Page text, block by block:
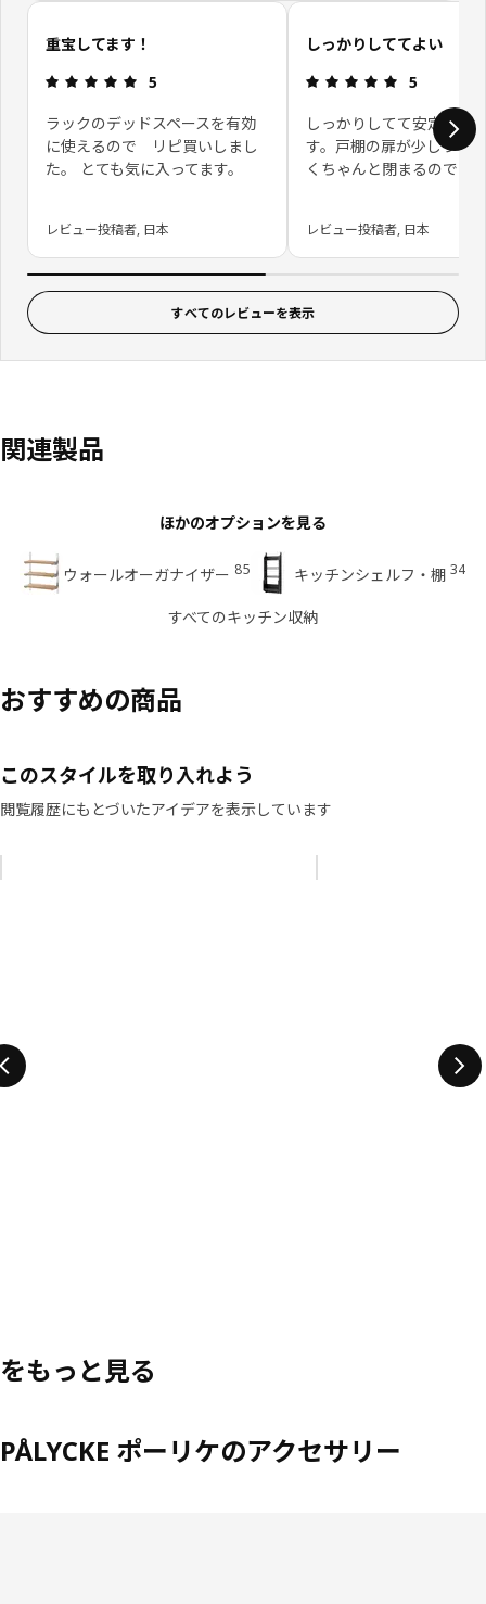
お客さまレビューをスキップ
重宝してます！
レビュー: 5 5 星の数
5
ラックのデッドスペースを有効
に使えるので リピ買いしまし
た。 とても気に入ってます。
レビュー投稿者, 日本
しっかりしててよい
レビュー: 5
5
しっかりしてて安定して
す。戸棚の扉が少しうく
くちゃんと閉まるのでよ
レビュー投稿者, 日本
すべてのレビューを表示
関連製品
ほかのオプションを見る
ウォールオーガナイザー 85 キッチンシェルフ・棚 34
すべてのキッチン収納
おすすめの商品
このスタイルを取り入れよう
閲覧履歴にもとづいたアイデアを表示しています
をもっと見る
PÅLYCKE ポーリケのアクセサリー